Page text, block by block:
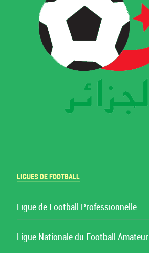
LIGUES DE FOOTBALL
Ligue de Football Professionnelle
Ligue Nationale du Football Amateur